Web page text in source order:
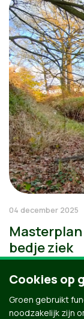
04 december 2025
bedje ziek
Cookies op
Groen gebruikt
noodzakelijk zijn